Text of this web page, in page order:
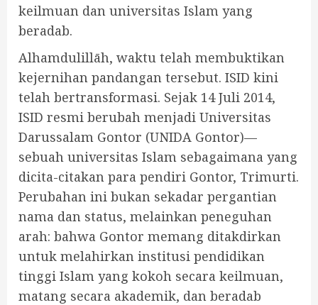
keilmuan dan universitas Islam yang
beradab.
Alhamdulillāh, waktu telah membuktikan
kejernihan pandangan tersebut. ISID kini
telah bertransformasi. Sejak 14 Juli 2014,
ISID resmi berubah menjadi Universitas
Darussalam Gontor (UNIDA Gontor)—
sebuah universitas Islam sebagaimana yang
dicita-citakan para pendiri Gontor, Trimurti.
Perubahan ini bukan sekadar pergantian
nama dan status, melainkan peneguhan
arah: bahwa Gontor memang ditakdirkan
untuk melahirkan institusi pendidikan
tinggi Islam yang kokoh secara keilmuan,
matang secara akademik, dan beradab